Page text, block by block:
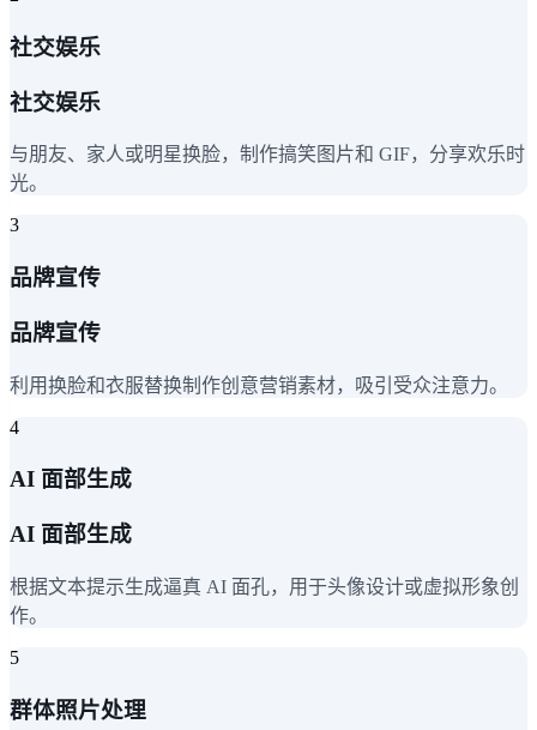
社交娱乐
社交娱乐
与朋友、家人或明星换脸，制作搞笑图片和 GIF，分享欢乐时
光。
3
品牌宣传
品牌宣传
利用换脸和衣服替换制作创意营销素材，吸引受众注意力。
4
AI 面部生成
AI 面部生成
根据文本提示生成逼真 AI 面孔，用于头像设计或虚拟形象创
作。
5
群体照片处理